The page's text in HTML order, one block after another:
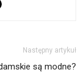
Następny artykuł
są modne?